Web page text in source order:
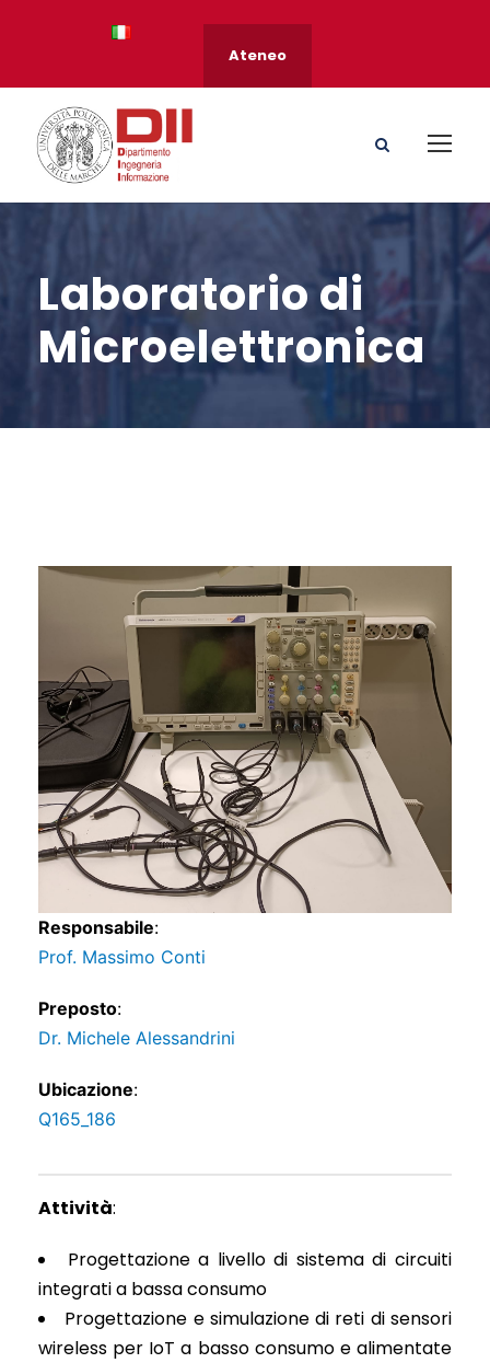
Ateneo
Laboratorio di
Microelettronica
Responsabile:
Prof. Massimo Conti
Preposto:
Dr. Michele Alessandrini
Ubicazione:
Q165_186
Attività:
Progettazione a livello di sistema di circuiti
integrati a bassa consumo
Progettazione e simulazione di reti di sensori
wireless per IoT a basso consumo e alimentate